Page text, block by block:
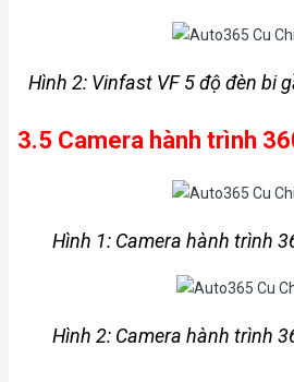
Hình 2: Vinfast VF 5 độ đèn bi
3.5 Camera hành trình
Hình 1: Camera hành trình
Hình 2: Camera hành trình